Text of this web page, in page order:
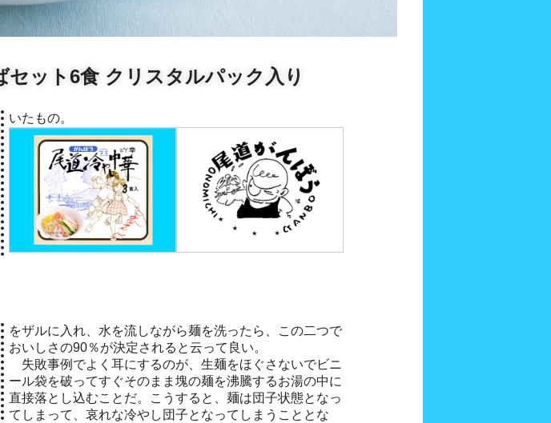
ット6食 クリスタルパック入り
いたもの。
をザルに入れ、水を流しながら麺を洗ったら、この二つで
おいしさの90％が決定されると云って良い。
失敗事例でよく耳にするのが、生麺をほぐさないでビニ
ール袋を破ってすぐそのまま塊の麺を沸騰するお湯の中に
直接落とし込むことだ。こうすると、麺は団子状態となっ
てしまって、哀れな冷やし団子となってしまうこととな